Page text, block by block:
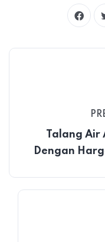
Talang Air
Dengan